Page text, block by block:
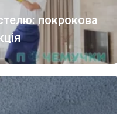
покрокова